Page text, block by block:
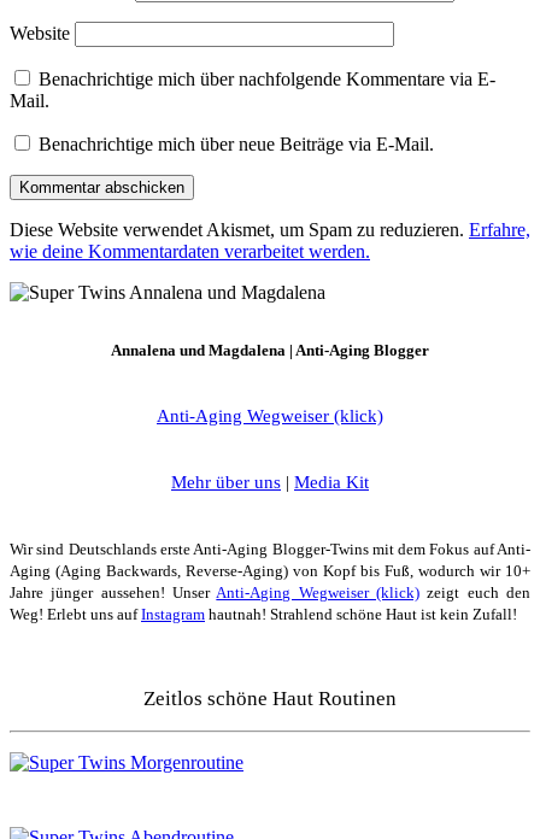
Website
Benachrichtige mich über nachfolgende Kommentare via E-
Mail.
Benachrichtige mich über neue Beiträge via E-Mail.
Diese Website verwendet Akismet, um Spam zu reduzieren. Erfahre,
wie deine Kommentardaten verarbeitet werden.
Annalena und Magdalena | Anti-Aging Blogger
Anti-Aging Wegweiser (klick)
Mehr über uns | Media Kit
Wir sind Deutschlands erste Anti-Aging Blogger-Twins mit dem Fokus auf Anti-
Aging (Aging Backwards, Reverse-Aging) von Kopf bis Fuß, wodurch wir 10+
Jahre jünger aussehen! Unser Anti-Aging Wegweiser (klick) zeigt euch den
Weg! Erlebt uns aufInstagram hautnah! Strahlend schöne Haut ist kein Zufall!
Zeitlos schöne Haut Routinen